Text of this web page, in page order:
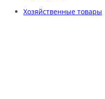
Хозяйственные товары